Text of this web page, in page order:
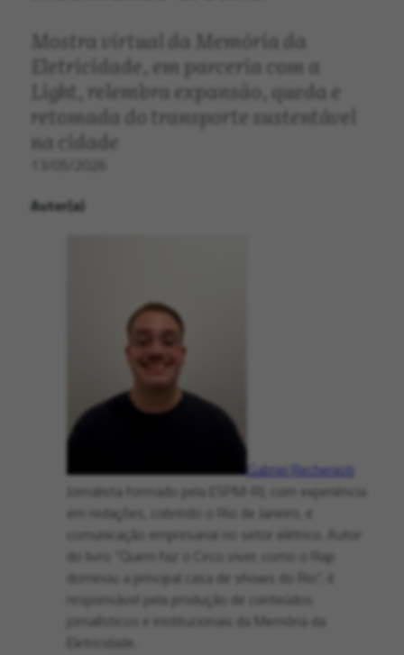
Mostra virtual da Memória da
Eletricidade, em parceria com a
Light, relembra expansão, queda e
retomada do transporte sustentável
na cidade
Autor(a)
Gabriel Rechenioti
Jornalista formado pela ESPM-RJ, com experiência
em redações, cobrindo o Rio de Janeiro, e
comunicação empresarial no setor elétrico. Autor
do livro “Quem faz o Circo viver, como o Rap
dominou a principal casa de shows do Rio", é
responsável pela produção de conteúdos
jornalísticos e institucionais da Memória da
Eletricidade.